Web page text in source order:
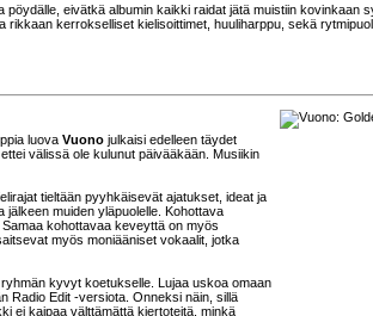
eivätkä albumin kaikki raidat jätä muistiin kovinkaan
rikkaan kerrokselliset kielisoittimet, huuliharppu, sekä
luova Vuono julkaisi edelleen täydet
välissä ole kulunut päivääkään. Musiikin
tieltään pyyhkäisevät ajatukset, ideat ja
muiden yläpuolelle. Kohottava
kohottavaa keveyttä on myös
myös moniääniset vokaalit, jotka
kyvyt koetukselle. Lujaa uskoa omaan
Radio Edit -versiota. Onneksi näin, sillä
ei kaipaa välttämättä kiertoteitä, minkä